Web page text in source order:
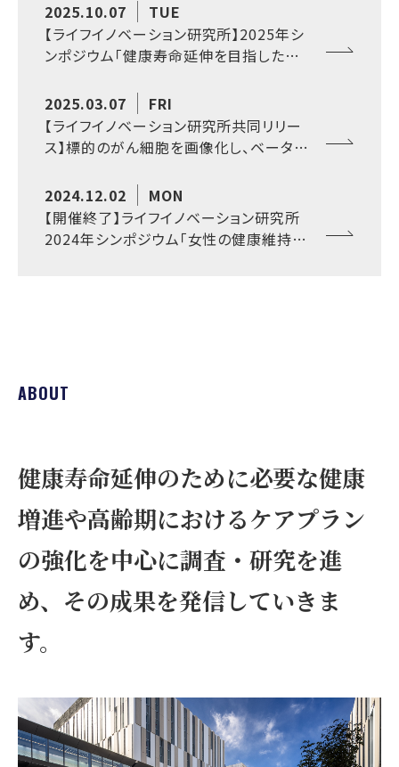
2025.10.07
TUE
【ライフイノベーション研究所】2025年シ
ンポジウム「健康寿命延伸を目指したラ
開催いたします
2025.03.07
FRI
【ライフイノベーション研究所共同リリー
ス】標的のがん細胞を画像化し、ベータ線
学セラノスティクス～
2024.12.02
MON
【開催終了】ライフイノベーション研究所
2024年シンポジウム「女性の健康維持・
ABOUT
健康寿命延伸のために必要な健康
増進や高齢期におけるケアプラン
の強化を中心に調査・研究を進
め、 その成果を発信していきま
す。